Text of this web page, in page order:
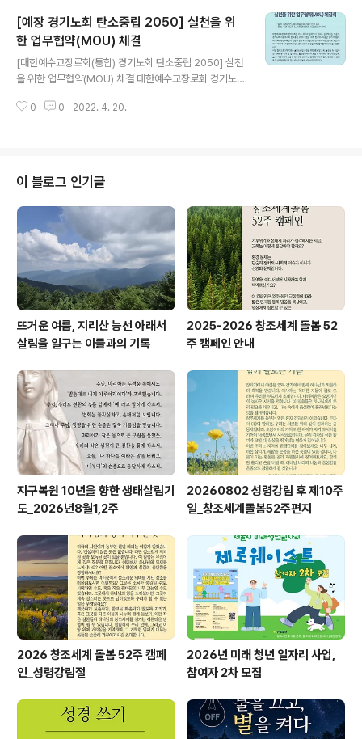
장) ○ 진행순서 - 참석자 소개/ 인사 말씀 (경기노회, 경기
지역본부, 살림 순)/ 추진경과 및 향후 계획 공유/ 업무협약
체결 및 협약서 교환/ 3개 기관 간담회/ 마무리 발언 ○ 진
행결과 : 대한예수교장로회 경기노회(이하 경기노회, 노회
장 노승찬 목사)는 기후 위기의 심각성이 갈수록 심각해지
는 가운데, 경기노회 차원에서의 탄소중립 2050 실천을
[예장 경기노회 탄소중립 2050] 실천을 위
한 업무협약(MOU) 체결
[대한예수교장로회(통합) 경기노회 탄소중립 2050] 실천
을 위한 업무협약(MOU) 체결 대한예수교장로회 경기노회
성이 갈수록 심각해지는 가운데, 경기노회 차원에서의 탄
오산시)에서 ‘대한예수교장로회의 탄소중립 2050’ 달성
을 위한 업무협약(MOU)을 체결한다. 이번 협약으로 3개
기관은 ▲탄소중립 실천을 위한 홍보 및 교육, ▲생활 속
온실가스 감축활동 전개 및 실천유도, ▲친환경자동차 보
급 등 수송부문 온실가스 감축, ▲ 신·재생에너지 보급 등
건물부문 온실가스 감축 등에 적극..
0 0 2022. 4. 20.
이 블로그 인기글
뜨거운 여름, 지리산 능선 아래서
살림을 일구는 이들과의 기록
2025-2026 창조세계 돌봄 52
주 캠페인 안내
지구복원 10년을 향한 생태살림기
도_2026년8월1,2주
20260802 성령강림 후 제10주
일_창조세계돌봄52주편지
2026 창조세계 돌봄 52주 캠페
인_성령강림절
2026년 미래 청년 일자리 사업,
참여자 2차 모집